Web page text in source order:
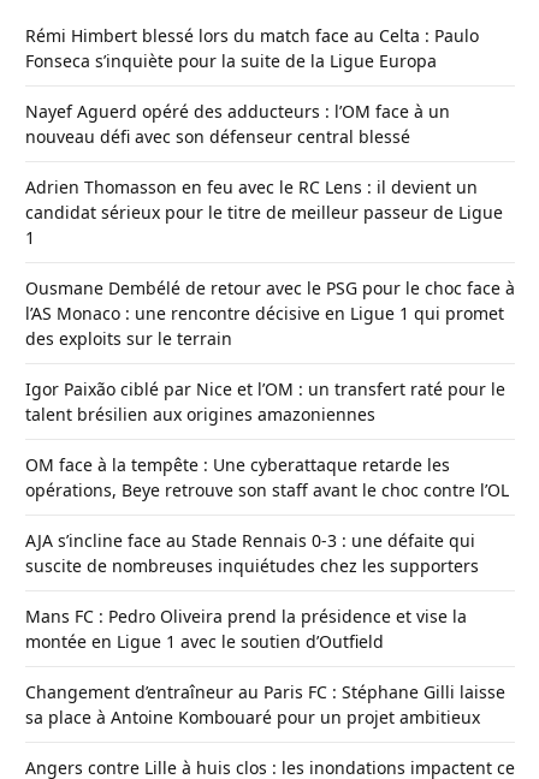
Rémi Himbert blessé lors du match face au Celta : Paulo
Fonseca s’inquiète pour la suite de la Ligue Europa
Nayef Aguerd opéré des adducteurs : l’OM face à un
nouveau défi avec son défenseur central blessé
Adrien Thomasson en feu avec le RC Lens : il devient un
candidat sérieux pour le titre de meilleur passeur de Ligue
1
Ousmane Dembélé de retour avec le PSG pour le choc face à
l’AS Monaco : une rencontre décisive en Ligue 1 qui promet
des exploits sur le terrain
Igor Paixão ciblé par Nice et l’OM : un transfert raté pour le
talent brésilien aux origines amazoniennes
OM face à la tempête : Une cyberattaque retarde les
opérations, Beye retrouve son staff avant le choc contre l’OL
AJA s’incline face au Stade Rennais 0-3 : une défaite qui
suscite de nombreuses inquiétudes chez les supporters
Mans FC : Pedro Oliveira prend la présidence et vise la
montée en Ligue 1 avec le soutien d’Outfield
Changement d’entraîneur au Paris FC : Stéphane Gilli laisse
sa place à Antoine Kombouaré pour un projet ambitieux
Angers contre Lille à huis clos : les inondations impactent ce